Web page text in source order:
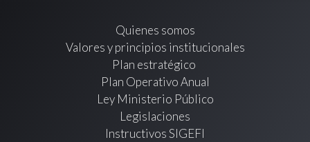
Quienes somos
Valores y principios institucionales
Plan estratégico
Plan Operativo Anual
Ley Ministerio Público
Legislaciones
Instructivos SIGEFI